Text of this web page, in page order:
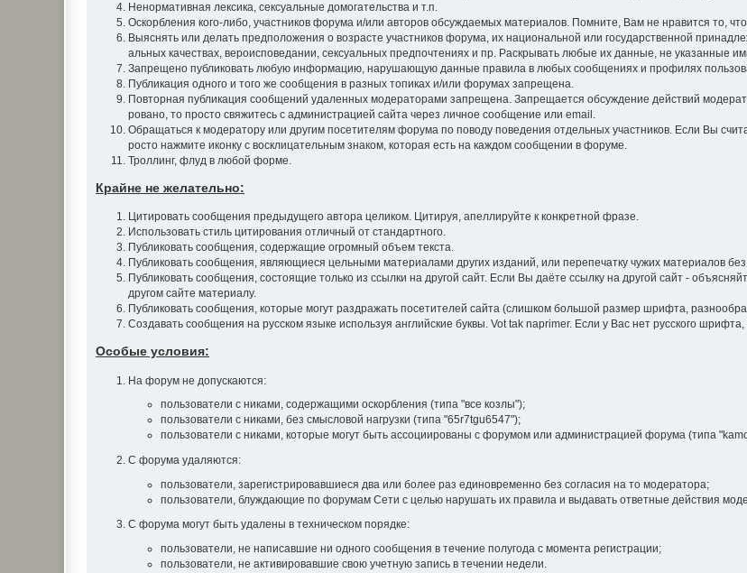
Ненормативная лексика, сексуальные домогательства и т.п.
Оскорбления кого-либо, участников форума и/или авторов обсуждаемых материалов. Помните, Вам не нравится то,
Выяснять или делать предположения о возрасте участников форума, их национальной или государственной
альных качествах, вероисповедании, сексуальных предпочтениях и пр. Раскрывать любые их данные, не указанные
Запрещено публиковать любую информацию, нарушающую данные правила в любых сообщениях и профилях
Публикация одного и того же сообщения в разных топиках и/или форумах запрещена.
Повторная публикация сообщений удаленных модераторами запрещена. Запрещается обсуждение действий
ровано, то просто свяжитесь с администрацией сайта через личное сообщение или email.
Обращаться к модератору или другим посетителям форума по поводу поведения отдельных участников. Если Вы
росто нажмите иконку с восклицательным знаком, которая есть на каждом сообщении в форуме.
Троллинг, флуд в любой форме.
Крайне не желательно:
Цитировать сообщения предыдущего автора целиком. Цитируя, апеллируйте к конкретной фразе.
Использовать стиль цитирования отличный от стандартного.
Публиковать сообщения, содержащие огромный объем текста.
Публиковать сообщения, являющиеся цельными материалами других изданий, или перепечатку чужих материалов
Публиковать сообщения, состоящие только из ссылки на другой сайт. Если Вы даёте ссылку на другой сайт -
другом сайте материалу.
Публиковать сообщения, которые могут раздражать посетителей сайта (слишком большой размер шрифта,
Создавать сообщения на русском языке используя английские буквы. Vot tak naprimer. Если у Вас нет русского
Особые условия:
На форум не допускаются:
пользователи с никами, содержащими оскорбления (типа "все козлы");
пользователи с никами, без смысловой нагрузки (типа "65r7tgu6547");
пользователи с никами, которые могут быть ассоциированы с форумом или администрацией форума (типа
С форума удаляются:
пользователи, зарегистрировавшиеся два или более раз единовременно без согласия на то модератора;
пользователи, блуждающие по форумам Сети с целью нарушать их правила и выдавать ответные действия
С форума могут быть удалены в техническом порядке:
пользователи, не написавшие ни одного сообщения в течение полугода с момента регистрации;
пользователи, не активировавшие свою учетную запись в течении недели.